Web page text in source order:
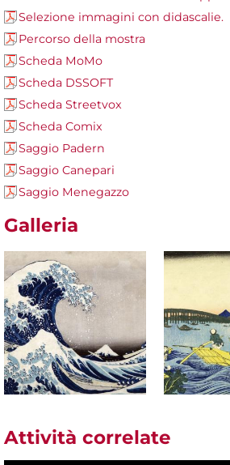
Selezione immagini con didascalie.
Percorso della mostra
Scheda MoMo
Scheda DSSOFT
Scheda Streetvox
Scheda Comix
Saggio Padern
Saggio Canepari
Saggio Menegazzo
Galleria
Attività correlate